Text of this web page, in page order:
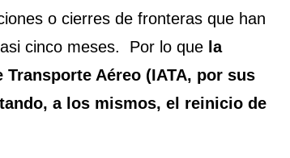
o cierres de fronteras que han
cinco meses. Por lo que la
Aéreo (IATA, por sus
a los mismos, el reinicio de